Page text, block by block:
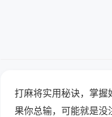
打麻将实用秘诀，掌握
果你总输，可能就是没